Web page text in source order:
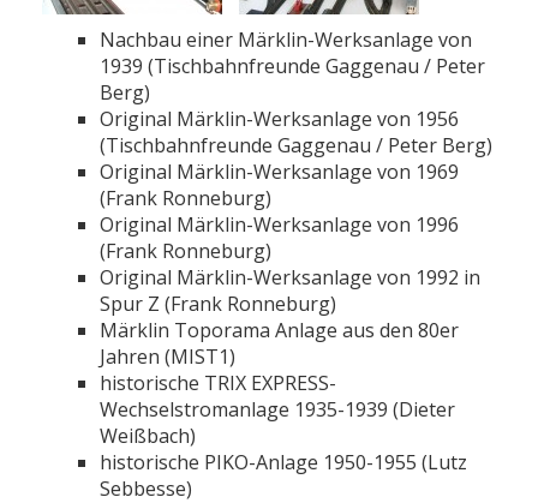
Nachbau einer Märklin-Werksanlage von
1939 (Tischbahnfreunde Gaggenau / Peter
Berg)
Original Märklin-Werksanlage von 1956
(Tischbahnfreunde Gaggenau / Peter Berg)
Original Märklin-Werksanlage von 1969
(Frank Ronneburg)
Original Märklin-Werksanlage von 1996
(Frank Ronneburg)
Original Märklin-Werksanlage von 1992 in
Spur Z (Frank Ronneburg)
Märklin Toporama Anlage aus den 80er
Jahren (MIST1)
historische TRIX EXPRESS-
Wechselstromanlage 1935-1939 (Dieter
Weißbach)
historische PIKO-Anlage 1950-1955 (Lutz
Sebbesse)